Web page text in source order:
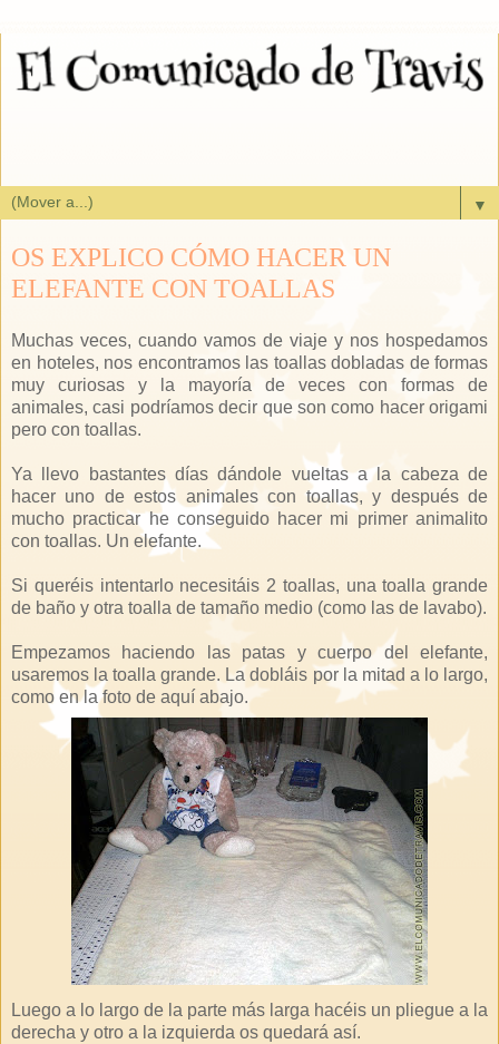
▼
OS EXPLICO CÓMO HACER UN
ELEFANTE CON TOALLAS
Muchas veces, cuando vamos de viaje y nos hospedamos
en hoteles, nos encontramos las toallas dobladas de formas
muy curiosas y la mayoría de veces con formas de
animales, casi podríamos decir que son como hacer origami
pero con toallas.
Ya llevo bastantes días dándole vueltas a la cabeza de
hacer uno de estos animales con toallas, y después de
mucho practicar he conseguido hacer mi primer animalito
con toallas. Un elefante.
Si queréis intentarlo necesitáis 2 toallas, una toalla grande
de baño y otra toalla de tamaño medio (como las de lavabo).
Empezamos haciendo las patas y cuerpo del elefante,
usaremos la toalla grande. La dobláis por la mitad a lo largo,
como en la foto de aquí abajo.
Luego a lo largo de la parte más larga hacéis un pliegue a la
derecha y otro a la izquierda os quedará así.